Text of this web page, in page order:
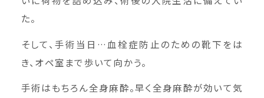
た。
そして、手術当日…血栓症防止のための靴下をは
き、オペ室まで歩いて向かう。
手術はもちろん全身麻酔。早く全身麻酔が効いて気